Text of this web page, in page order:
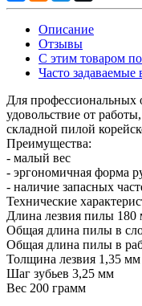
Описание
Отзывы
С этим товаром
Часто задаваемые
Для профессиональных
удовольствие от
складной пилой
Преимущества:
- малый вес
- эргономичная форма
- наличие запасных
Технические
Длина лезвия пилы 180
Общая длина пилы в
Общая длина пилы в
Толщина лезвия 1,35 мм
Шаг зубьев 3,25 мм
Вес 200 грамм